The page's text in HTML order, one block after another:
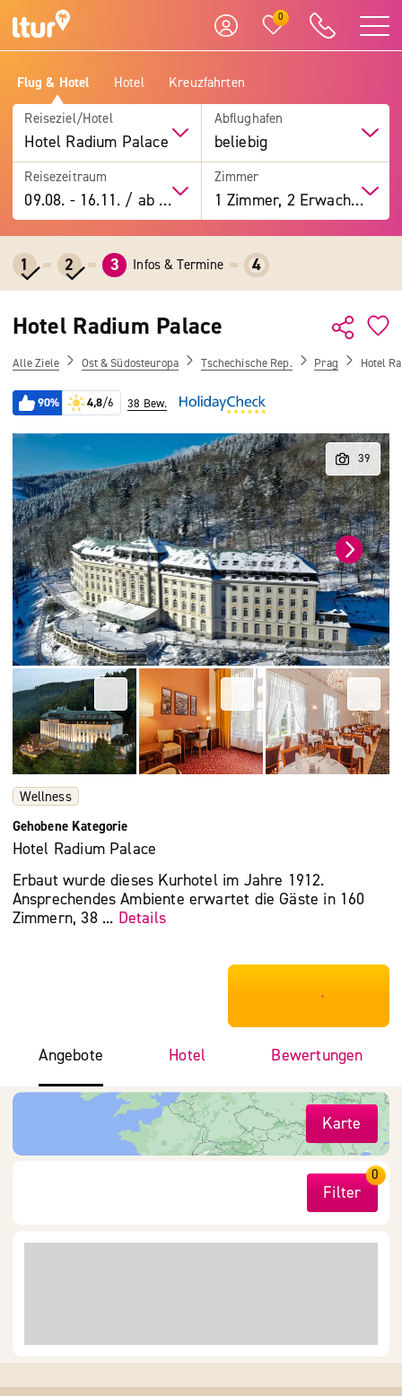
0
Flug & Hotel Hotel Kreuzfahrten
Reiseziel/Hotel
Hotel Radium Palace
Abflughafen
beliebig
Reisezeitraum
09.08. -16.11. / ab 7 Tage
Zimmer
1 Zimmer, 2 Erwachsene
1 2 3 Infos & Termine 4
Hotel Radium Palace
Alle Ziele Ost & Südosteuropa Tschechische Rep. Prag Hotel
90% 4,8/6 38 Bew.
Wellness
Gehobene Kategorie
Hotel Radium Palace
Erbaut wurde dieses Kurhotel im Jahre 1912.
Ansprechendes Ambiente erwartet die Gäste in 160
Zimmern, 38 ... Details
***************
Angebote Hotel Bewertungen
Karte
Filter
0